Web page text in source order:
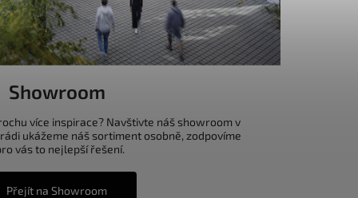
Showroom
více inspirace? Navštivte náš showroom v
ukážeme náš sortiment osobně, zodpovíme
vás to nejlepší řešení.
Přejít na Showroom